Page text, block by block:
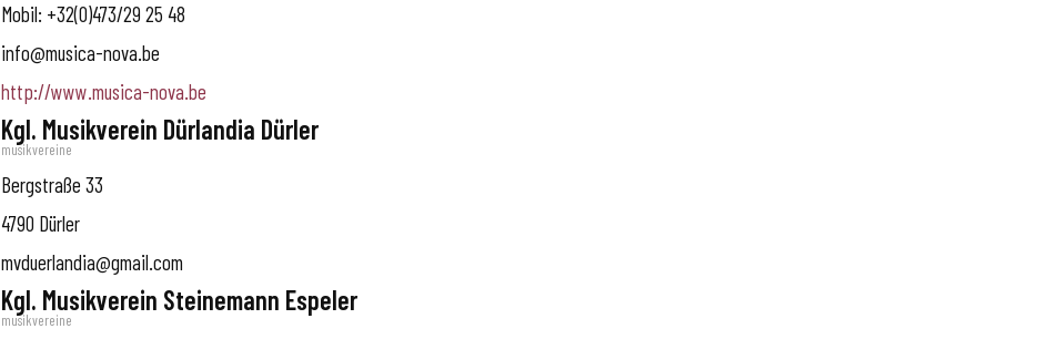
Mobil: +32(0)473/29 25 48
info@musica-nova.be
http://www.musica-nova.be
Kgl. Musikverein Dürlandia Dürler
musikvereine
Bergstraße 33
4790 Dürler
mvduerlandia@gmail.com
Kgl. Musikverein Steinemann Espeler
musikvereine